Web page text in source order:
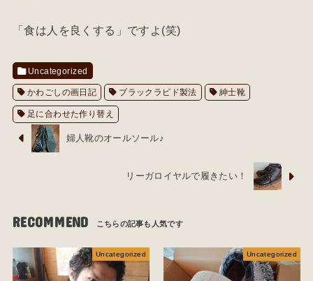
「食は人を良くする」ですよ(笑)
Uncategorized
かわごしの画日記 ブラックラピド製法 紳士靴
足に合わせた作り替え
婦人靴のオールソール♪
リーガロイヤルで履きたい！
RECOMMEND
Uncategorized Uncategorized